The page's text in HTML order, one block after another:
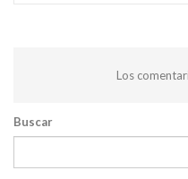
Los
Buscar